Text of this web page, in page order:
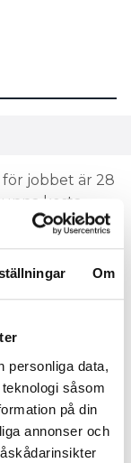
Om
personliga data,
såsom
på din
annonser och
jobbet är 28
kosta.
jag aldrig
om
ville få vatten
om